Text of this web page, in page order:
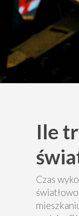
Ile
Czas